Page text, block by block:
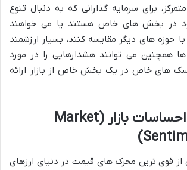
برای سرمایه گذارانی که به دنبال تنوع
در بخش های خاص هستند یا می خواهند
حوزه های دیگر مقایسه کنند، بسیار ارزشمند
همچنین می توانند هشدارهایی را در مورد
های خاص در یک بخش خاص از بازار ارائه
شاخص های احساسات بازار (Market
از قوی ترین محرک های قیمت در دنیای ارزهای